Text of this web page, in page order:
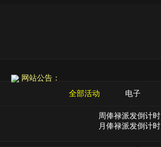
网站公告：
全部活动 电子
周俸禄派发倒计时
月俸禄派发倒计时